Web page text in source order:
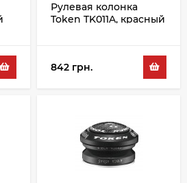
Рулевая колонка
Token TK011A, красный
842 грн.